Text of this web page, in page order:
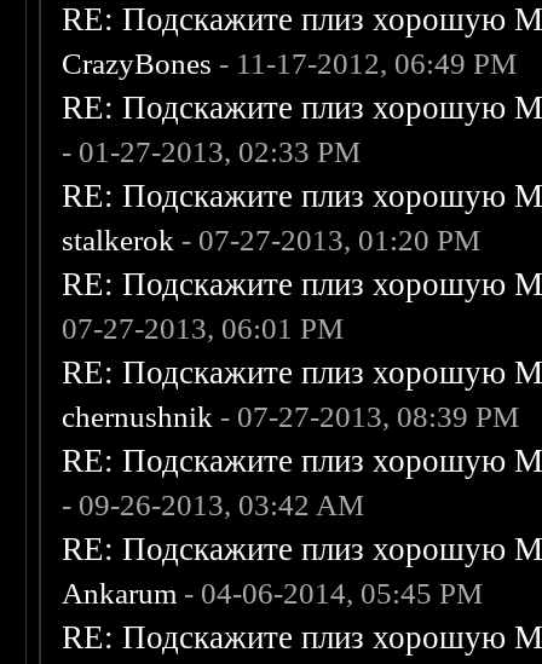
RE: Подскажите плиз хорошую
CrazyBones - 11-17-2012, 06:49 PM
RE: Подскажите плиз хорошую
- 01-27-2013, 02:33 PM
RE: Подскажите плиз хорошую
stalkerok - 07-27-2013, 01:20 PM
RE: Подскажите плиз хорошую
07-27-2013, 06:01 PM
RE: Подскажите плиз хорошую
chernushnik - 07-27-2013, 08:39 PM
RE: Подскажите плиз хорошую
- 09-26-2013, 03:42 AM
RE: Подскажите плиз хорошую
Ankarum - 04-06-2014, 05:45 PM
RE: Подскажите плиз хорошую